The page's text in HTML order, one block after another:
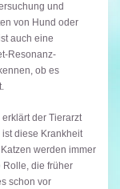
und
von Hund oder
auch eine
Resonanz-
ob es
der Tierarzt
diese Krankheit
werden immer
Rolle, die früher
schon vor